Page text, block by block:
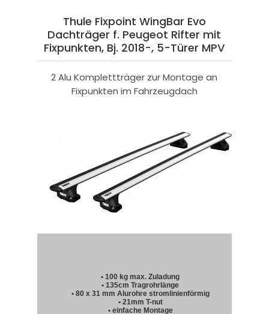
Thule Fixpoint WingBar Evo
Dachträger f. Peugeot Rifter mit
Fixpunkten, Bj. 2018-, 5-Türer MPV
2 Alu Komplettträger zur Montage an
Fixpunkten im Fahrzeugdach
• 100 kg max. Zuladung
• 135cm Tragrohrlänge
• 80 x 31 mm Alurohre stromlinienförmig
• 21mm T-nut
• einfache Montage